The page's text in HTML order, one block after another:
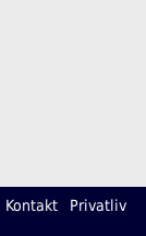
Kontakt Privatliv